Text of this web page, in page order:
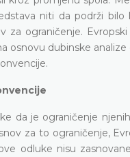
niti da podrži
za ograničenje.
osnovu dubinske
da je ograničenje
za to ograničenje,
odluke nisu